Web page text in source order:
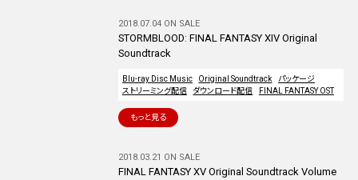
2018.07.04 ON SALE
STORMBLOOD: FINAL FANTASY XIV Original
Soundtrack
Blu-ray Disc Music Original Soundtrack
パッケージ
ストリーミング配信
ダウンロード配信 FINAL FANTASY OST
もっと見る
2018.03.21 ON SALE
FINAL FANTASY XV Original Soundtrack Volume